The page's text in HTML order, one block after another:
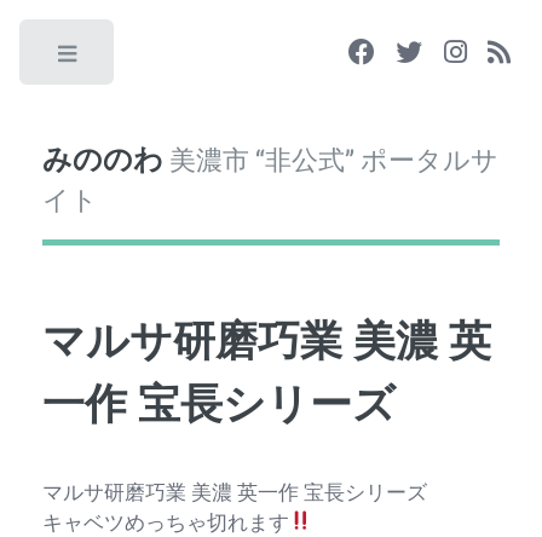
みののわ 美濃市 “非公式” ポータルサ
イト
マルサ研磨巧業 美濃 英
一作 宝長シリーズ
マルサ研磨巧業 美濃 英一作 宝長シリーズ
キャベツめっちゃ切れます
Toggle